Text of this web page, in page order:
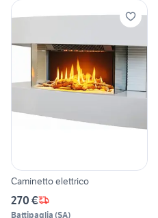
Caminetto elettrico
270 €
Battipaglia (SA)